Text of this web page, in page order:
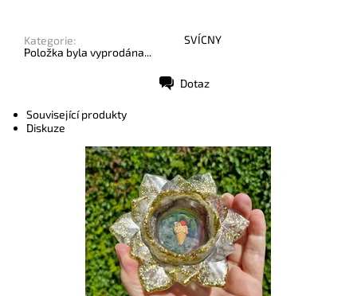
Kategorie:
SVÍCNY
Položka byla vyprodána...
Dotaz
Související produkty
Diskuze
Dostupnost:
Skladem
10304